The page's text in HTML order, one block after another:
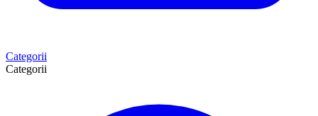
Categorii
Categorii